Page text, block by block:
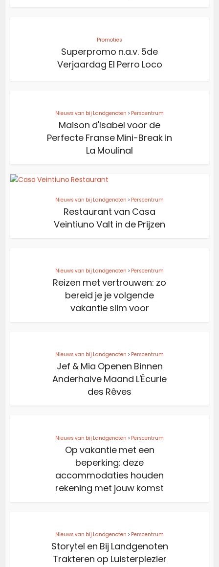
Promoties
Superpromo n.a.v. 5de
Verjaardag El Perro Loco
Nieuws van bij Landgenoten > Perscentrum
Maison d'Isabel voor de
Perfecte Franse Mini-Break in
La Moulinal
Nieuws van bij Landgenoten > Perscentrum
Restaurant van Casa
Veintiuno Valt in de Prijzen
Nieuws van bij Landgenoten > Perscentrum
Reizen met vertrouwen: zo
bereid je je volgende
vakantie slim voor
Nieuws van bij Landgenoten > Perscentrum
Jef & Mia Openen Binnen
Anderhalve Maand L'Écurie
des Rêves
Nieuws van bij Landgenoten > Perscentrum
Op vakantie met een
beperking: deze
accommodaties houden
rekening met jouw komst
Nieuws van bij Landgenoten > Perscentrum
Storytel en Bij Landgenoten
Trakteren op Luisterplezier